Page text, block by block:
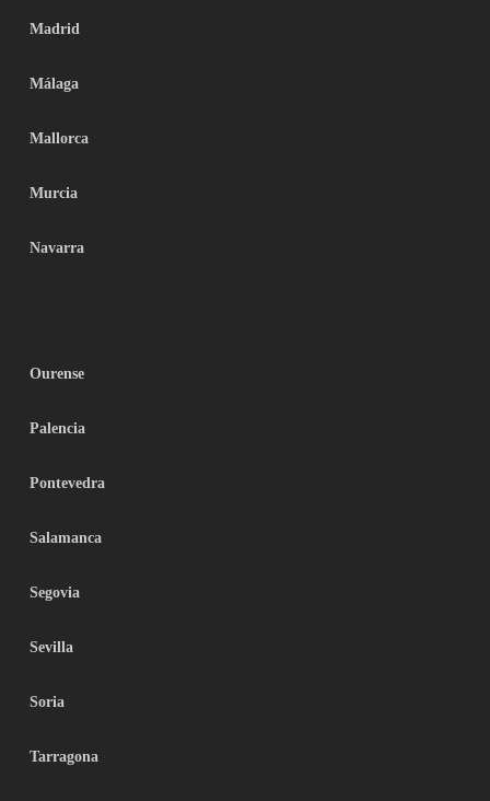
Madrid
Málaga
Mallorca
Murcia
Navarra
Ourense
Palencia
Pontevedra
Salamanca
Segovia
Sevilla
Soria
Tarragona